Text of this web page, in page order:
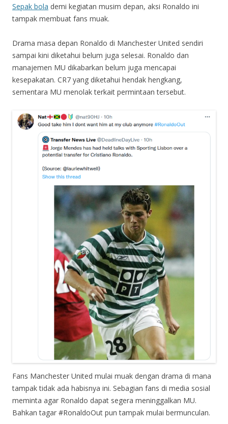
Sepak bola demi kegiatan musim depan, aksi Ronaldo ini
tampak membuat fans muak.
Drama masa depan Ronaldo di Manchester United sendiri
sampai kini diketahui belum juga selesai. Ronaldo dan
manajemen MU dikabarkan belum juga mencapai
kesepakatan. CR7 yang diketahui hendak hengkang,
sementara MU menolak terkait permintaan tersebut.
Fans Manchester United mulai muak dengan drama di mana
tampak tidak ada habisnya ini. Sebagian fans di media sosial
meminta agar Ronaldo dapat segera meninggalkan MU.
Bahkan tagar #RonaldoOut pun tampak mulai bermunculan.